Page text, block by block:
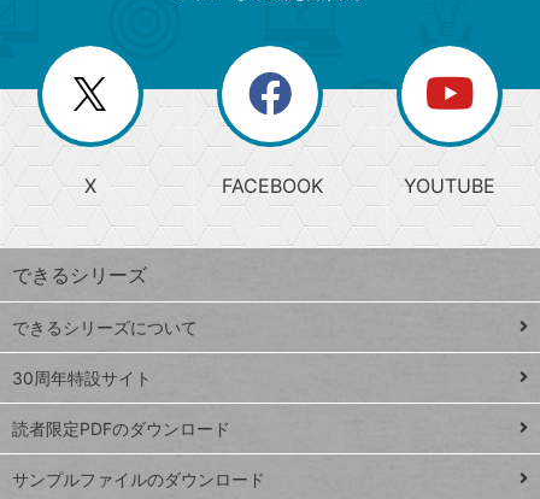
じ
る
search
検
索
上
昇
ワ
ー
ド
Google
スプレ
ッドシ
ート
iPhone
VLOOKUP
閉
じ
る
ー
か
ら
探
す
ト
ッ
プ
ペ
X FACEBOOK YOUTUBE
できるシリーズ
できるシリーズについて
30周年特設サイト
読者限定PDFのダウンロード
サンプルファイルのダウンロード